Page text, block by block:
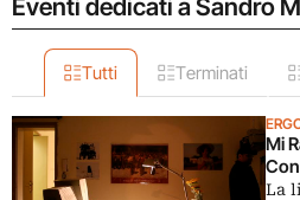
Eventi dedicati a Sandro
Tutti Terminati
Mi
La